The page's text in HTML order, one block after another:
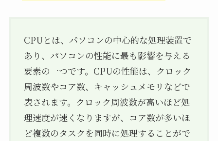
CPUとは、パソコンの中心的な処理装置で
あり、パソコンの性能に最も影響を与える
要素の一つです。CPUの性能は、クロック
周波数やコア数、キャッシュメモリなどで
表されます。クロック周波数が高いほど処
理速度が速くなりますが、コア数が多いほ
ど複数のタスクを同時に処理することがで